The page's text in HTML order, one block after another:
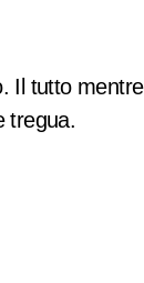
Il tutto
tregua.